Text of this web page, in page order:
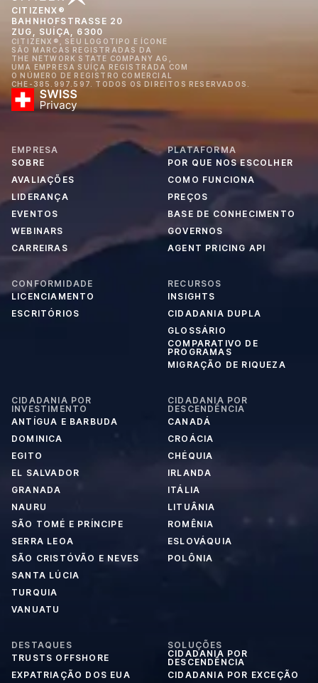
CITIZENX®
BAHNHOFSTRASSE 20
ZUG, SUÍÇA, 6300
CITIZENX®, SEU LOGOTIPO E ÍCONE
SÃO MARCAS REGISTRADAS DA
THE NETWORK STATE COMPANY AG,
UMA EMPRESA SUÍÇA REGISTRADA COM
O NÚMERO DE REGISTRO COMERCIAL
CHE-385.997.597. TODOS OS DIREITOS RESERVADOS.
EMPRESA
SOBRE
AVALIAÇÕES
LIDERANÇA
EVENTOS
WEBINARS
CARREIRAS
PLATAFORMA
POR QUE NOS ESCOLHER
COMO FUNCIONA
PREÇOS
BASE DE CONHECIMENTO
GOVERNOS
AGENT PRICING API
CONFORMIDADE
LICENCIAMENTO
ESCRITÓRIOS
RECURSOS
INSIGHTS
CIDADANIA DUPLA
GLOSSÁRIO
COMPARATIVO DE
PROGRAMAS
MIGRAÇÃO DE RIQUEZA
CIDADANIA POR
INVESTIMENTO
ANTÍGUA E BARBUDA
DOMINICA
EGITO
EL SALVADOR
GRANADA
NAURU
SÃO TOMÉ E PRÍNCIPE
SERRA LEOA
SÃO CRISTÓVÃO E NEVES
SANTA LÚCIA
TURQUIA
VANUATU
CIDADANIA POR
DESCENDÊNCIA
CANADÁ
CROÁCIA
CHÉQUIA
IRLANDA
ITÁLIA
LITUÂNIA
ROMÊNIA
ESLOVÁQUIA
POLÔNIA
DESTAQUES
TRUSTS OFFSHORE
EXPATRIAÇÃO DOS EUA
SOLUÇÕES
CIDADANIA POR
DESCENDÊNCIA
CIDADANIA POR EXCEÇÃO